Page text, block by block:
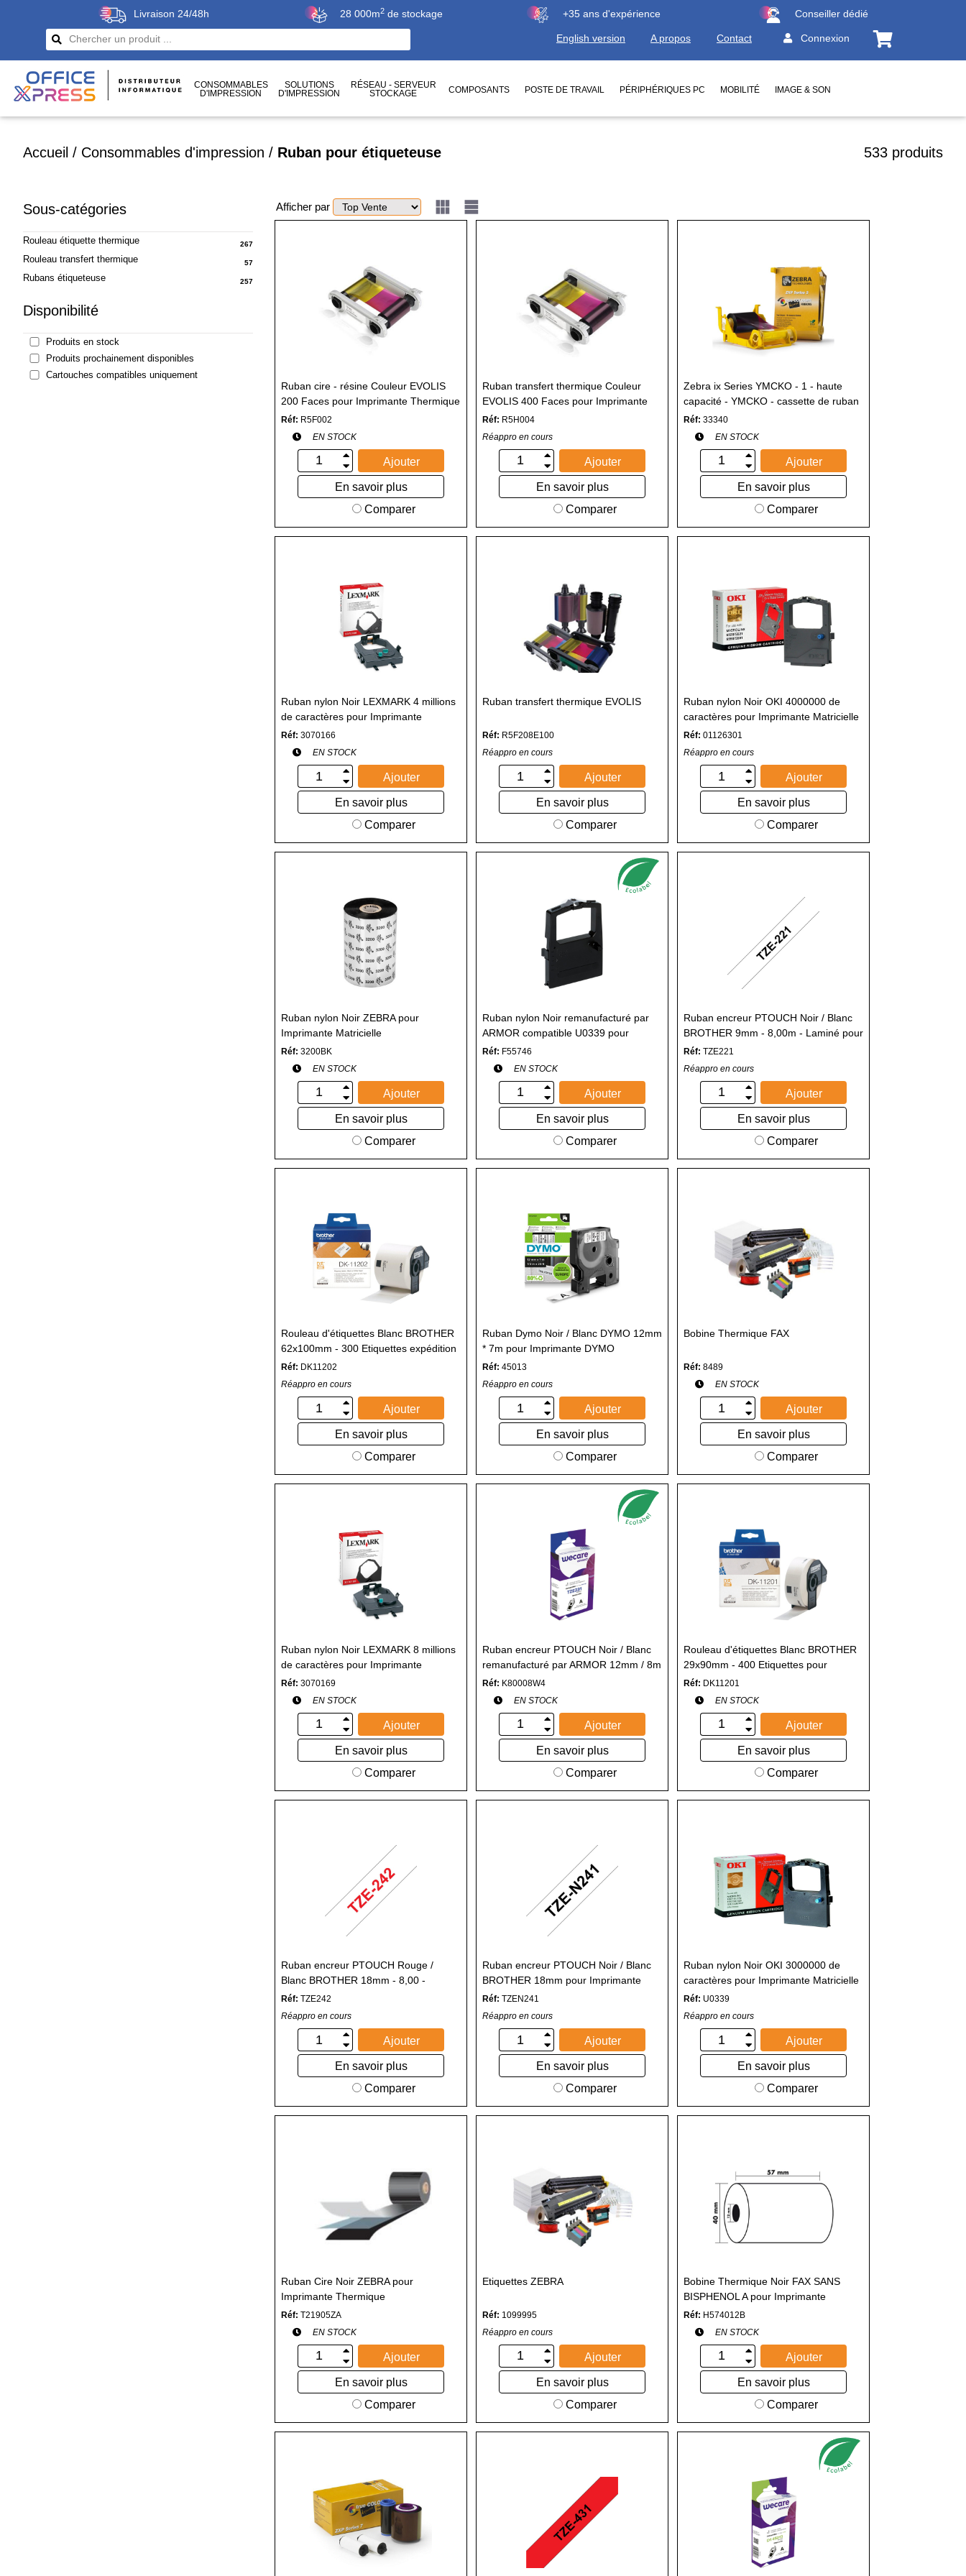
Livraison 24/48h 28 000m2 de stockage +35 ans d'expérience Conseiller dédié
English version A propos Contact Connexion
CONSOMMABLES
D'IMPRESSION
SOLUTIONS
D'IMPRESSION
RÉSEAU - SERVEUR
STOCKAGE
COMPOSANTS POSTE DE TRAVAIL PÉRIPHÉRIQUES PC MOBILITÉ IMAGE & SON
Accueil / Consommables d'impression / Ruban pour étiqueteuse 533 produits
Sous-catégories
Rouleau étiquette thermique 267
Rouleau transfert thermique 57
Rubans étiqueteuse 257
Disponibilité
Produits en stock
Produits prochainement disponibles
Cartouches compatibles uniquement
Afficher par
Ruban cire - résine Couleur EVOLIS
200 Faces pour Imprimante Thermique
Réf: R5F002
EN STOCK
Ajouter
En savoir plus
Comparer
Ruban transfert thermique Couleur
EVOLIS 400 Faces pour Imprimante
Thermique
Réf: R5H004
Réappro en cours
Ajouter
En savoir plus
Comparer
Zebra ix Series YMCKO - 1 - haute
capacité - YMCKO - cassette de ruban
d'impression avec rouleau de
nettoyage
Réf: 33340
EN STOCK
Ajouter
En savoir plus
Comparer
Ruban nylon Noir LEXMARK 4 millions
de caractères pour Imprimante
Matricielle
Réf: 3070166
EN STOCK
Ajouter
En savoir plus
Comparer
Ruban transfert thermique EVOLIS
Réf: R5F208E100
Réappro en cours
Ajouter
En savoir plus
Comparer
Ruban nylon Noir OKI 4000000 de
caractères pour Imprimante Matricielle
Réf: 01126301
Réappro en cours
Ajouter
En savoir plus
Comparer
Ruban nylon Noir ZEBRA pour
Imprimante Matricielle
Réf: 3200BK
EN STOCK
Ajouter
En savoir plus
Comparer
Ruban nylon Noir remanufacturé par
ARMOR compatible U0339 pour
Imprimante Matricielle
Réf: F55746
EN STOCK
Ajouter
En savoir plus
Comparer
Ruban encreur PTOUCH Noir / Blanc
BROTHER 9mm - 8,00m - Laminé pour
Imprimante PTOUCH
Réf: TZE221
Réappro en cours
Ajouter
En savoir plus
Comparer
Rouleau d'étiquettes Blanc BROTHER
62x100mm - 300 Etiquettes expédition
pour Imprimante PTOUCH
Réf: DK11202
Réappro en cours
Ajouter
En savoir plus
Comparer
Ruban Dymo Noir / Blanc DYMO 12mm
* 7m pour Imprimante DYMO
Réf: 45013
Réappro en cours
Ajouter
En savoir plus
Comparer
Bobine Thermique FAX
Réf: 8489
EN STOCK
Ajouter
En savoir plus
Comparer
Ruban nylon Noir LEXMARK 8 millions
de caractères pour Imprimante
Matricielle
Réf: 3070169
EN STOCK
Ajouter
En savoir plus
Comparer
Ruban encreur PTOUCH Noir / Blanc
remanufacturé par ARMOR 12mm / 8m
compatible TZ231 pour Imprimante
PTOUCH
Réf: K80008W4
EN STOCK
Ajouter
En savoir plus
Comparer
Rouleau d'étiquettes Blanc BROTHER
29x90mm - 400 Etiquettes pour
Imprimante Etiquette
Réf: DK11201
EN STOCK
Ajouter
En savoir plus
Comparer
Ruban encreur PTOUCH Rouge /
Blanc BROTHER 18mm - 8,00 -
Laminé pour Imprimante PTOUCH
Réf: TZE242
Réappro en cours
Ajouter
En savoir plus
Comparer
Ruban encreur PTOUCH Noir / Blanc
BROTHER 18mm pour Imprimante
PTOUCH
Réf: TZEN241
Réappro en cours
Ajouter
En savoir plus
Comparer
Ruban nylon Noir OKI 3000000 de
caractères pour Imprimante Matricielle
Réf: U0339
Réappro en cours
Ajouter
En savoir plus
Comparer
Ruban Cire Noir ZEBRA pour
Imprimante Thermique
Réf: T21905ZA
EN STOCK
Ajouter
En savoir plus
Comparer
Etiquettes ZEBRA
Réf: 1099995
Réappro en cours
Ajouter
En savoir plus
Comparer
Bobine Thermique Noir FAX SANS
BISPHENOL A pour Imprimante
Thermique
Réf: H574012B
EN STOCK
Ajouter
En savoir plus
Comparer